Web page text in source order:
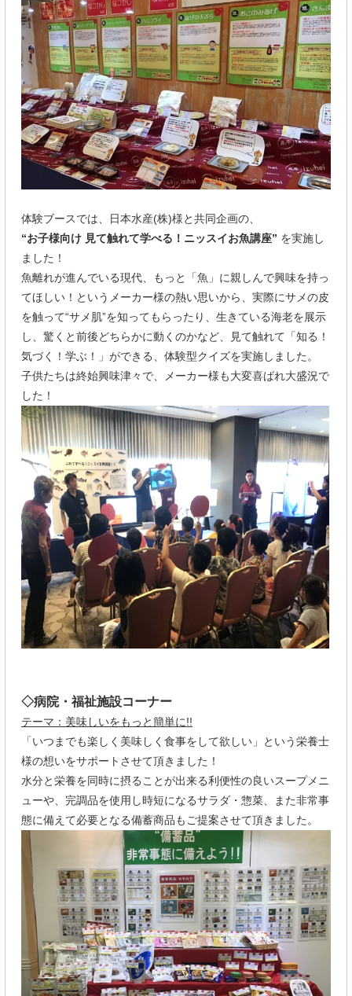
体験ブースでは、日本水産(株)様と共同企画の、
“お子様向け 見て触れて学べる！ニッスイお魚講座” を実施し
ました！
魚離れが進んでいる現代、もっと「魚」に親しんで興味を持っ
てほしい！というメーカー様の熱い思いから、実際にサメの皮
を触って“サメ肌”を知ってもらったり、生きている海老を展示
し、驚くと前後どちらかに動くのかなど、見て触れて「知る！
気づく！学ぶ！」ができる、体験型クイズを実施しました。
子供たちは終始興味津々で、メーカー様も大変喜ばれ大盛況で
した！
◇病院・福祉施設コーナー
テーマ：美味しいをもっと簡単に!!
「いつまでも楽しく美味しく食事をして欲しい」という栄養士
様の想いをサポートさせて頂きました！
水分と栄養を同時に摂ることが出来る利便性の良いスープメニ
ューや、完調品を使用し時短になるサラダ・惣菜、また非常事
態に備えて必要となる備蓄商品もご提案させて頂きました。